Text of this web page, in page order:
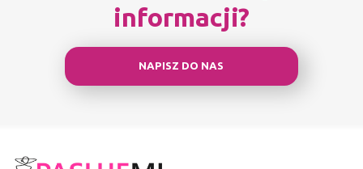
informacji?
NAPISZ DO NAS